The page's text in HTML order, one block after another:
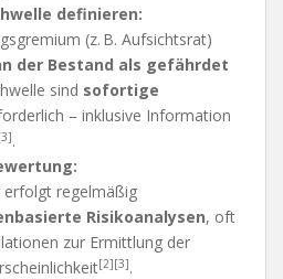
definieren:
(z. B. Aufsichtsrat)
der Bestand als gefährdet
sind sofortige
– inklusive Information
.
erfolgt regelmäßig
Risikoanalysen, oft
zur Ermittlung der
[2][3].